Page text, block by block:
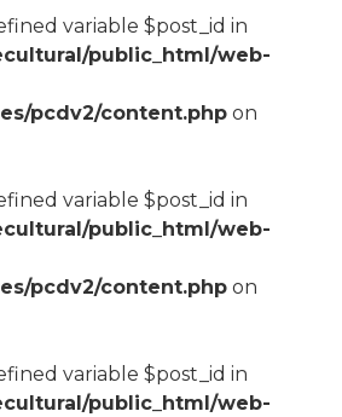
variable $post_id in
public_html/web-
pcdv2/content.phpon
variable $post_id in
public_html/web-
pcdv2/content.phpon
variable $post_id in
public_html/web-